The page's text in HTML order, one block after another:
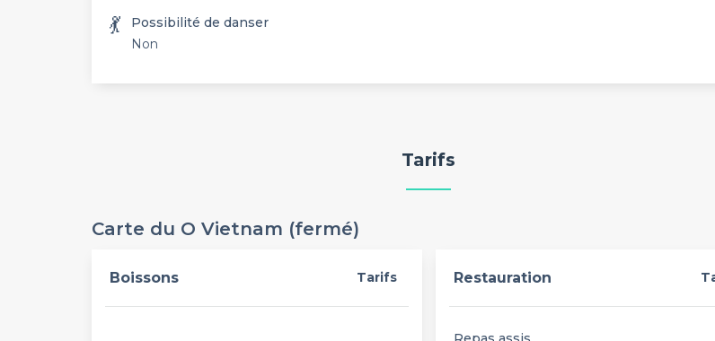
💃
Possibilité de danser
Non
Tarifs
Carte du O Vietnam (fermé)
Boissons Tarifs Restauration